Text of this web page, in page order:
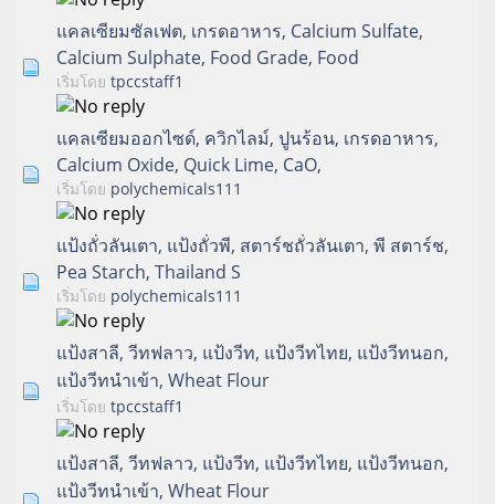
แคลเซียมซัลเฟต, เกรดอาหาร, Calcium Sulfate,
Calcium Sulphate, Food Grade, Food
เริ่มโดย tpccstaff1
แคลเซียมออกไซด์, ควิกไลม์, ปูนร้อน, เกรดอาหาร,
Calcium Oxide, Quick Lime, CaO,
เริ่มโดย polychemicals111
แป้งถั่วลันเตา, แป้งถั่วพี, สตาร์ชถั่วลันเตา, พี สตาร์ช,
Pea Starch, Thailand S
เริ่มโดย polychemicals111
แป้งสาลี, วีทฟลาว, แป้งวีท, แป้งวีทไทย, แป้งวีทนอก,
แป้งวีทนำเข้า, Wheat Flour
เริ่มโดย tpccstaff1
แป้งสาลี, วีทฟลาว, แป้งวีท, แป้งวีทไทย, แป้งวีทนอก,
แป้งวีทนำเข้า, Wheat Flour